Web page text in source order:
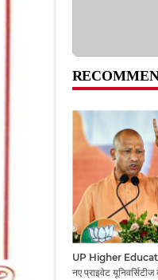
UP Higher
नए प्राइवेट